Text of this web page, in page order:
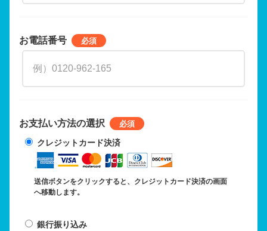
お電話番号
お支払い方法の選択
クレジットカード決済
送信ボタンをクリックすると、クレジットカード決済の画面
へ移動します。
銀行振り込み